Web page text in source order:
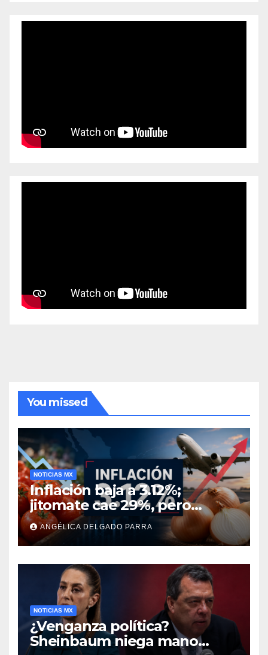
You missed
NOTICIAS MX
Inflación baja a 3.12%;
jitomate cae 29%, pero
cebolla y vuelos se
encarecen
ANGÉLICA DELGADO PARRA
NOTICIAS MX
¿Venganza política?
Sheinbaum niega mano